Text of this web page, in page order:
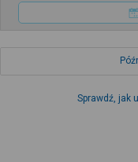
Sprawdź, jak